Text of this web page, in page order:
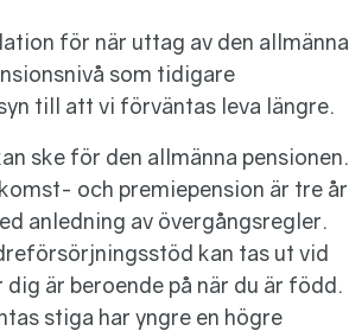
för när uttag av den allmänna
som tidigare
till att vi förväntas leva längre.
ske för den allmänna pensionen.
och premiepension är tre år
anledning av övergångsregler.
kan tas ut vid
är beroende på när du är född.
stiga har yngre en högre